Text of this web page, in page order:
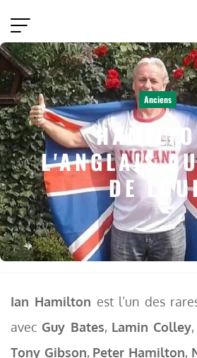
Anciens
L'ANGLAIS
DE
Ian Hamilton est l’un des
avec Guy Bates, Lamin Colley,
Tony Gibson, Peter Hamilton,